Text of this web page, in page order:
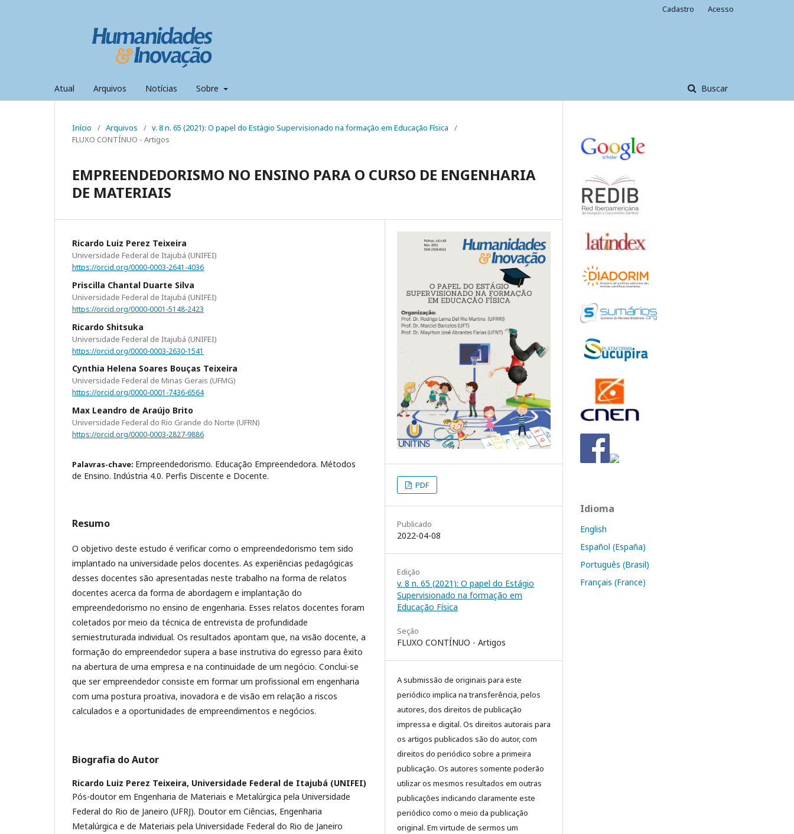
Atual Arquivos Notícias Sobre Buscar
Cadastro Acesso
Início / Arquivos / v. 8 n. 65 (2021): O papel do Estágio Supervisionado na formação em Educação Física
/
FLUXO CONTÍNUO - Artigos
EMPREENDEDORISMO NO ENSINO PARA O CURSO DE ENGENHARIA
DE MATERIAIS
Ricardo Luiz Perez Teixeira
Universidade Federal de Itajubá (UNIFEI)
https://orcid.org/0000-0003-2641-4036
Priscilla Chantal Duarte Silva
Universidade Federal de Itajubá (UNIFEI)
https://orcid.org/0000-0001-5148-2423
Ricardo Shitsuka
Universidade Federal de Itajubá (UNIFEI)
https://orcid.org/0000-0003-2630-1541
Cynthia Helena Soares Bouças Teixeira
Universidade Federal de Minas Gerais (UFMG)
https://orcid.org/0000-0001-7436-6564
Max Leandro de Araújo Brito
Universidade Federal do Rio Grande do Norte (UFRN)
https://orcid.org/0000-0003-2827-9886
Palavras-chave: Empreendedorismo. Educação Empreendedora. Métodos
de Ensino. Indústria 4.0. Perfis Discente e Docente.
Resumo
O objetivo deste estudo é verificar como o empreendedorismo tem sido
implantado na universidade pelos docentes. As experiências pedagógicas
desses docentes são apresentadas neste trabalho na forma de relatos
docentes acerca da forma de abordagem e implantação do
empreendedorismo no ensino de engenharia. Esses relatos docentes foram
coletados por meio da técnica de entrevista de profundidade
semiestruturada individual. Os resultados apontam que, na visão docente, a
formação do empreendedor supera a base instrutiva do egresso para êxito
na abertura de uma empresa e na continuidade de um negócio. Conclui-se
que ser empreendedor consiste em formar um profissional em engenharia
com uma postura proativa, inovadora e de visão em relação a riscos
calculados e a oportunidades de empreendimentos e negócios.
Biografia do Autor
Ricardo Luiz Perez Teixeira, Universidade Federal de Itajubá (UNIFEI)
Pós-doutor em Engenharia de Materiais e Metalúrgica pela Universidade
Federal do Rio de Janeiro (UFRJ). Doutor em Ciências, Engenharia
Metalúrgica e de Materiais pela Universidade Federal do Rio de Janeiro
PDF
Publicado
2022-04-08
Edição
v. 8 n. 65 (2021): O papel do Estágio
Supervisionado na formação em
Educação Física
Seção
FLUXO CONTÍNUO - Artigos
A submissão de originais para este
periódico implica na transferência, pelos
autores, dos direitos de publicação
impressa e digital. Os direitos autorais para
os artigos publicados são do autor, com
direitos do periódico sobre a primeira
publicação. Os autores somente poderão
utilizar os mesmos resultados em outras
publicações indicando claramente este
periódico como o meio da publicação
original. Em virtude de sermos um
Idioma
English
Español (España)
Português (Brasil)
Français (France)